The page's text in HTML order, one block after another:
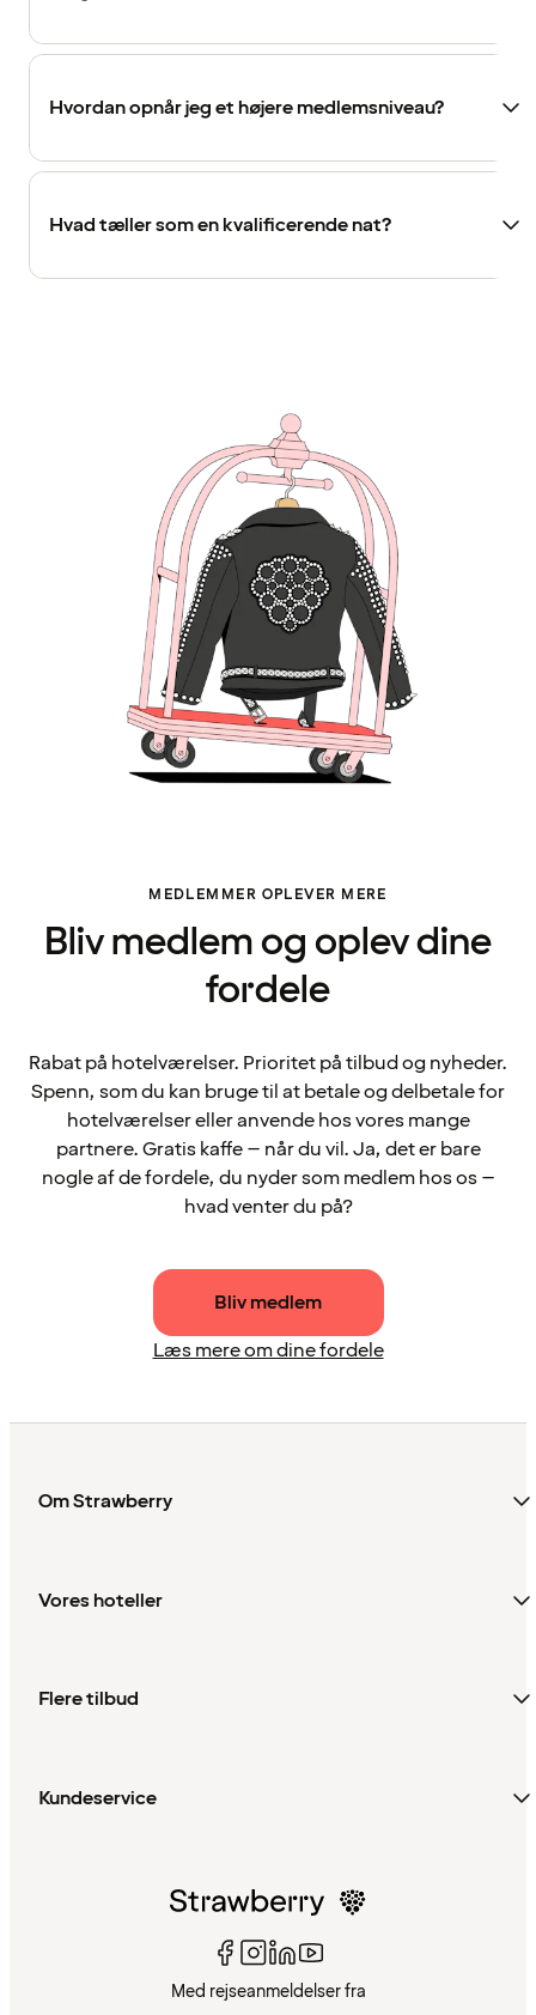
Hvordan opnår jeg et højere medlemsniveau?
Hvad tæller som en kvalificerende nat?
MEDLEMMER OPLEVER MERE
Bliv medlem og oplev dine
fordele
Rabat på hotelværelser. Prioritet på tilbud og nyheder.
Spenn, som du kan bruge til at betale og delbetale for
hotelværelser eller anvende hos vores mange
partnere. Gratis kaffe – når du vil. Ja, det er bare
nogle af de fordele, du nyder som medlem hos os –
hvad venter du på?
Bliv medlem
Læs mere om dine fordele
Om Strawberry
Vores hoteller
Flere tilbud
Kundeservice
Med rejseanmeldelser fra